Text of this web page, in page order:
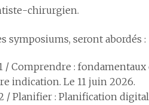
chirurgien.
symposiums, seront abordés :
/ Comprendre :
indication. Le 11 juin 2026.
/ Planifier : Planification